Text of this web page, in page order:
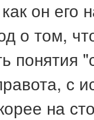
он его
о том,
понятия
с
на